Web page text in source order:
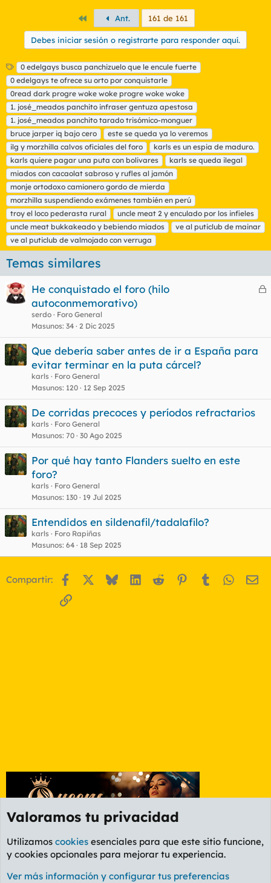
PrimeroAnt. 161 de 161
Debes iniciar sesión o registrarte para responder aquí.
E
t
i
q
u
e
t
a
s
0 edelgays busca panchizuelo que le encule fuerte
0 edelgays te ofrece su orto por conquistarle
0read dark progre woke woke progre woke woke
1. josé_meados panchito infraser gentuza apestosa
1. josé_meados panchito tarado trisómico-monguer
bruce jarper iq bajo cero
este se queda ya lo veremos
ilg y morzhilla calvos oficiales del foro
karls es un espia de maduro.
karls quiere pagar una puta con bolivares
karls se queda ilegal
miados con cacaolat sabroso y rufles al jamón
monje ortodoxo camionero gordo de mierda
morzhilla suspendiendo exámenes también en perú
troy el loco pederasta rural
uncle meat 2 y enculado por los infieles
uncle meat bukkakeado y bebiendo miados
ve al puticlub de mainar
ve al puticlub de valmojado con verruga
Temas similares
C
a
He conquistado el foro (hilo
autoconmemorativo)
serdo
Foro General
Masunos 34 2 Dic 2025
Que debería saber antes de ir a España para
evitar terminar en la puta cárcel?
karls
Foro General
Masunos 120 12 Sep 2025
De corridas precoces y períodos refractarios
karls
Foro General
Masunos 70 30 Ago 2025
Por qué hay tanto Flanders suelto en este
foro?
karls
Foro General
Masunos 130 19 Jul 2025
Entendidos en sildenafil/tadalafilo?
karls
Foro Rapiñas
Masunos 64 18 Sep 2025
Compartir: Facebook BlueskyLinkedIn
Reddit Pinterest
Tumblr
Enlace
Foro General
Valoramos tu privacidad
Utilizamos cookies esenciales para que este sitio funcione,
y cookies opcionales para mejorar tu experiencia.
Ver más información y configurar tus preferencias